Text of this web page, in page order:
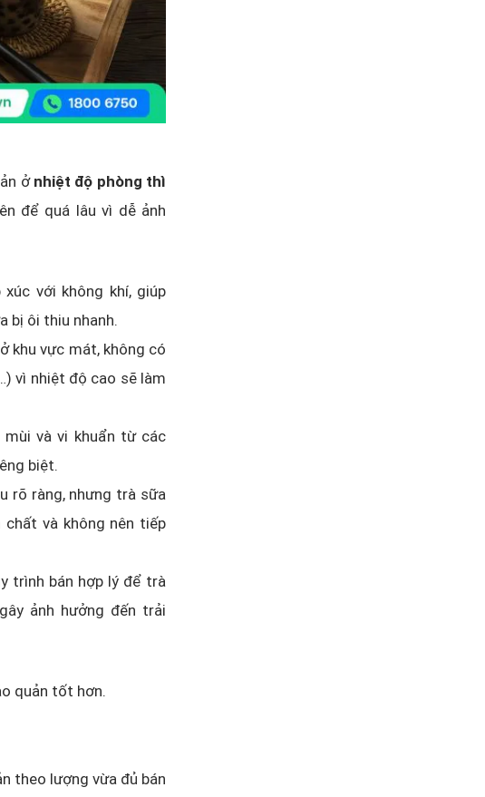
ởnhiệt độ phòng thì
để quá lâu vì dễ ảnh
với không khí, giúp
bị ôi thiu nhanh.
khu vực mát, không có
vì nhiệt độ cao sẽ làm
và vi khuẩn từ các
biệt.
rõ ràng, nhưng trà sữa
và không nên tiếp
trình bán hợp lý để trà
ảnh hưởng đến trải
quản tốt hơn.
theo lượng vừa đủ bán